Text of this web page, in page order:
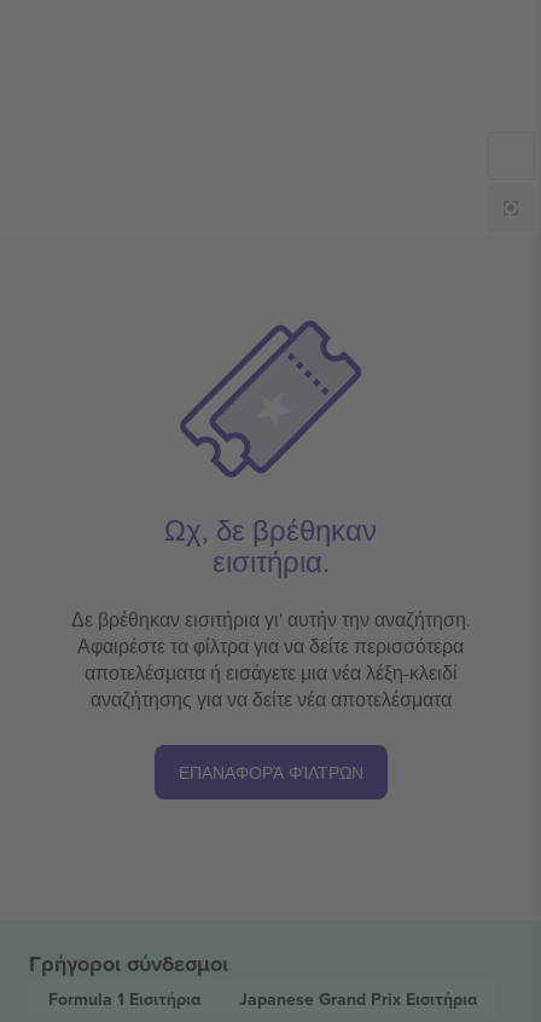
Ωχ, δε βρέθηκαν
εισιτήρια.
Δε βρέθηκαν εισιτήρια γι' αυτήν την αναζήτηση.
Αφαιρέστε τα φίλτρα για να δείτε περισσότερα
αποτελέσματα ή εισάγετε μια νέα λέξη-κλειδί
αναζήτησης για να δείτε νέα αποτελέσματα
ΕΠΑΝΑΦΟΡΆ ΦΊΛΤΡΩΝ
Γρήγοροι σύνδεσμοι
Formula 1 Εισιτήρια Japanese Grand Prix Εισιτήρια